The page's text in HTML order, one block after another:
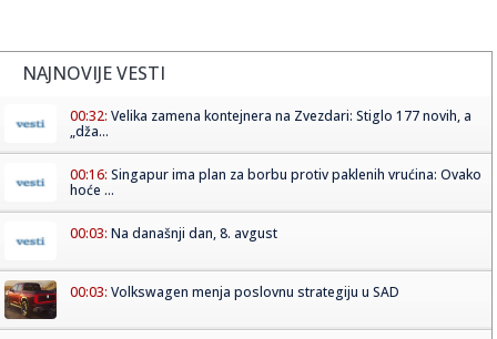
NAJNOVIJE VESTI
00:32: Velika zamena kontejnera na Zvezdari: Stiglo 177 novih, a
„dža...
00:16: Singapur ima plan za borbu protiv paklenih vrućina: Ovako
hoće ...
00:03: Na današnji dan, 8. avgust
00:03: Volkswagen menja poslovnu strategiju u SAD